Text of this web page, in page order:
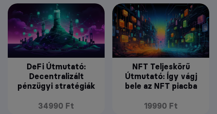
DeFi Útmutató:
Decentralizált
pénzügyi stratégiák
34990 Ft
NFT Teljeskörű
Útmutató: Így vágj
bele az NFT piacba
19990 Ft